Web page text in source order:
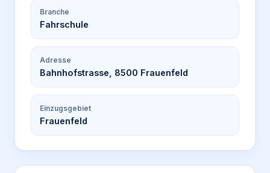
Branche
Fahrschule
Adresse
Bahnhofstrasse, 8500 Frauenfeld
Einzugsgebiet
Frauenfeld